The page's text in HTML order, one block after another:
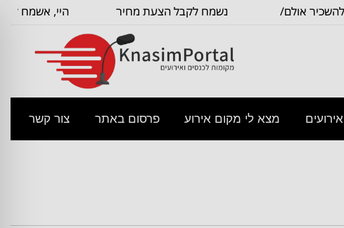
אולם/
נשמח לקבל הצעת מחיר
היי, אשמח
מצא לי מקום אירוע פרסום באתר צור קשר